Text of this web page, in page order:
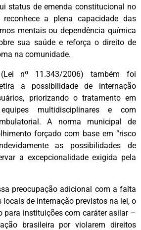
status de emenda constitucional no
a plena capacidade das
mentais ou dependência química
sua saúde e reforça o direito de
na comunidade.
nº 11.343/2006) também foi
a possibilidade de internação
priorizando o tratamento em
multidisciplinares e com
A norma municipal de
forçado com base em “risco
as possibilidades de
a excepcionalidade exigida pela
preocupação adicional com a falta
locais de internação previstos na lei, o
para instituições com caráter asilar –
brasileira por violarem direitos